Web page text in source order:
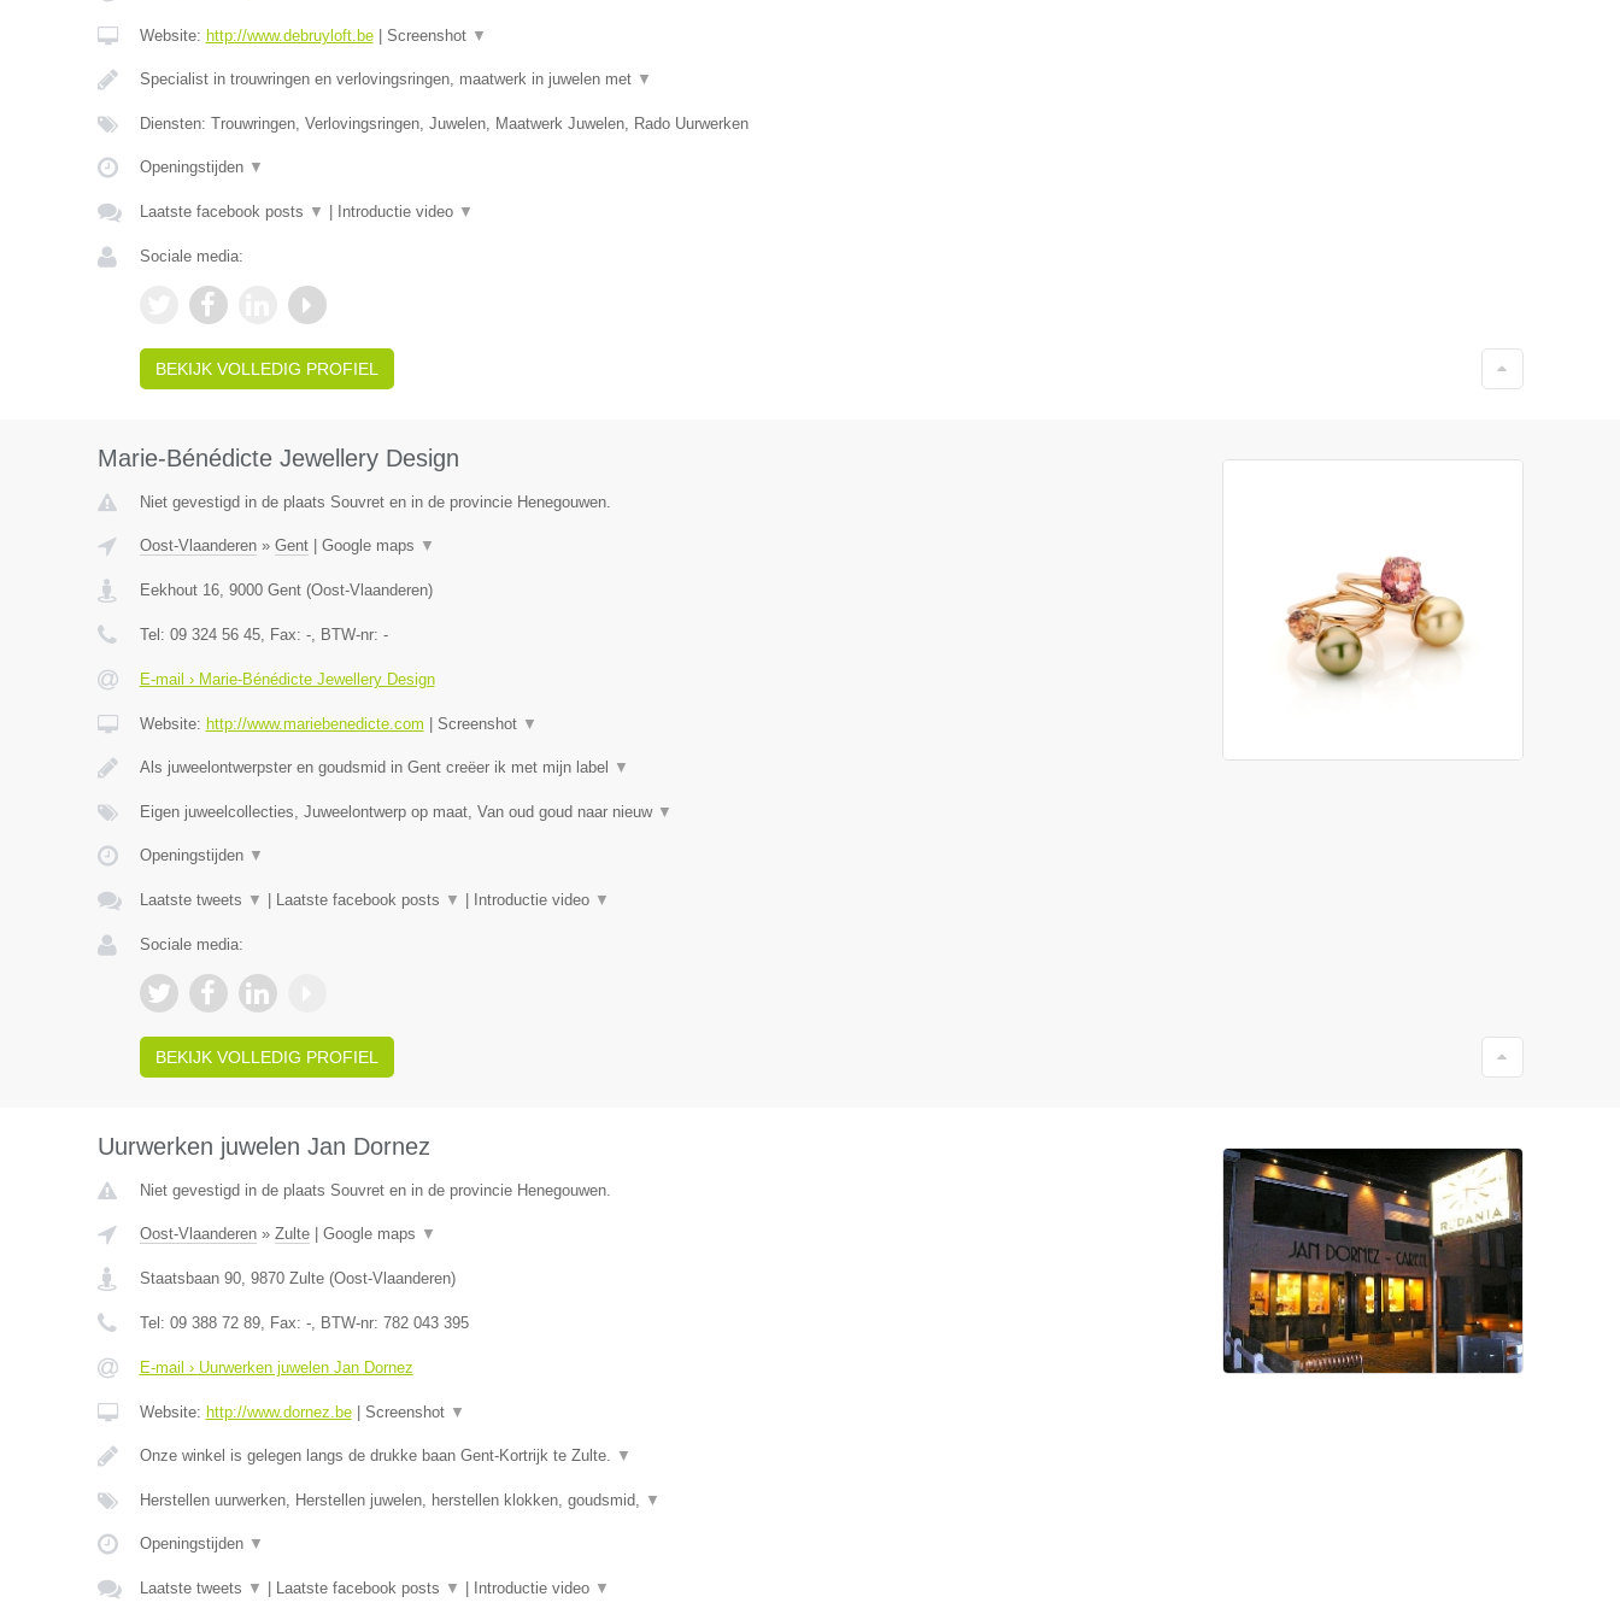
Website: http://www.debruyloft.be| Screenshot ▼
Specialist in trouwringen en verlovingsringen, maatwerk in juwelen met ▼
Diensten: Trouwringen, Verlovingsringen, Juwelen, Maatwerk Juwelen, Rado Uurwerken
Openingstijden ▼
Laatste facebook posts ▼ Introductie video ▼
Sociale media:
BEKIJK VOLLEDIG PROFIEL
Marie-Bénédicte Jewellery Design
Niet gevestigd in de plaats Souvret en in de provincie Henegouwen.
Oost-Vlaanderen» Gent| Google maps ▼
Eekhout 16, 9000 Gent(Oost-Vlaanderen)
Tel: 09 324 56 45, Fax: -, BTW-nr: -
E-mail › Marie-Bénédicte Jewellery Design
Website: http://www.mariebenedicte.com Screenshot ▼
Als juweelontwerpster en goudsmid in Gent creëer ik met mijn label ▼
Eigen juweelcollecties, Juweelontwerp op maat, Van oud goud naar nieuw ▼
Openingstijden ▼
Laatste tweets ▼ Laatste facebook posts ▼ Introductie video ▼
Sociale media:
BEKIJK VOLLEDIG PROFIEL
Uurwerken juwelen Jan Dornez
Niet gevestigd in de plaats Souvret en in de provincie Henegouwen.
Oost-Vlaanderen» Zulte| Google maps ▼
Staatsbaan 90, 9870 Zulte(Oost-Vlaanderen)
Tel: 09 388 72 89, Fax: -, BTW-nr: 782 043 395
E-mail › Uurwerken juwelen Jan Dornez
Website: http://www.dornez.be| Screenshot ▼
Onze winkel is gelegen langs de drukke baan Gent-Kortrijk te Zulte. ▼
Herstellen uurwerken, Herstellen juwelen, herstellen klokken, goudsmid, ▼
Openingstijden ▼
Laatste tweets ▼ Laatste facebook posts ▼ Introductie video ▼